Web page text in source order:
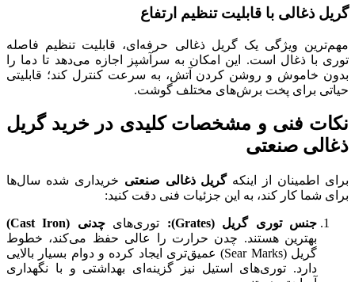
گریل ذغالی با قابلیت تنظیم ارتفاع
مهم‌ترین ویژگی یک گریل ذغالی حرفه‌ای، قابلیت تنظیم فاصله
توری با ذغال است. این امکان به سرآشپز اجازه می‌دهد تا دما را
بدون خاموش و روشن کردن آتش، به سرعت کنترل کند؛ قابلیتی
حیاتی برای پخت برش‌های مختلف گوشت.
نکات فنی و مشخصات کلیدی در خرید گریل
ذغالی صنعتی
برای اطمینان از اینکهگریل ذغالی صنعتی خریداری شده سال‌ها
برای شما کار کند، به این جزئیات فنی دقت کنید:
جنس توری گریل (Grates
): توری‌هایچدنی (Cast Iron
)
بهترین هستند. چدن حرارت را عالی حفظ می‌کند، خطوط
گریل (Sear Marks) عمیق‌تری ایجاد کرده و دوام بسیار بالایی
دارد. توری‌های استیل نیز گزینه‌ای بهداشتی و با نگهداری